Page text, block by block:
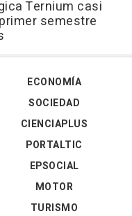
Ternium casi
semestre
ECONOMÍA
SOCIEDAD
CIENCIAPLUS
PORTALTIC
EPSOCIAL
MOTOR
TURISMO